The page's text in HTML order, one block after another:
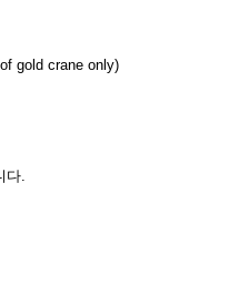
gold crane only)
다.